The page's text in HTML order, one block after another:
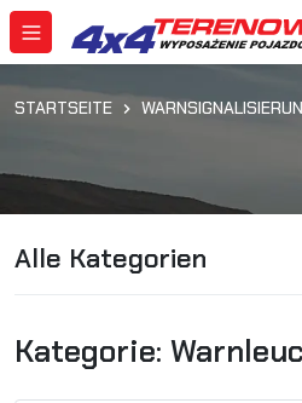
STARTSEITE
Alle Kategorien
Kategorie: